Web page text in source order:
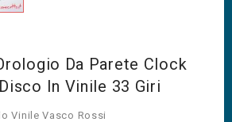
Da Parete Clock
In Vinile 33 Giri
Vinile Vasco Rossi